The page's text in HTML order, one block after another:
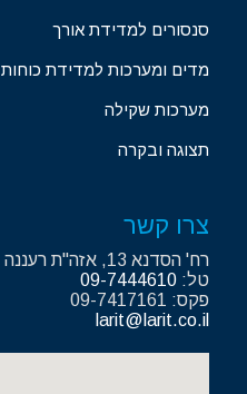
סנסורים למדידת אורך
מדים ומערכות למדידת כוחות
מערכות שקילה
תצוגה ובקרה
צרו קשר
רח' הסדנא 13, אזה"ת רעננה
טל: 09-7444610
פקס: 09-7417161
larit@larit.co.il